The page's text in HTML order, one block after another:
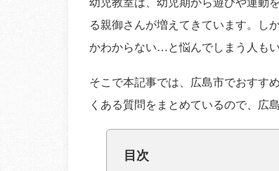
幼児教室は、幼児期から遊びや運動
る親御さんが増えてきています。し
かわからない…と悩んでしまう人もい
そこで本記事では、広島市でおすす
くある質問をまとめているので、広
目次